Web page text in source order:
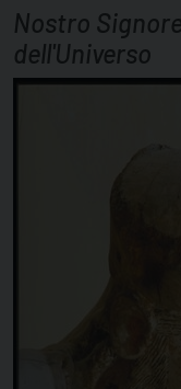
Nostro
dell'Universo